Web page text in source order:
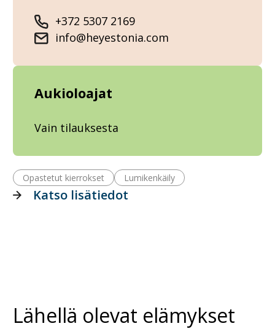
+372 5307 2169
info@heyestonia.com
Aukioloajat
Vain tilauksesta
Opastetut kierrokset Lumikenkäily
Katso lisätiedot
Lähellä olevat elämykset